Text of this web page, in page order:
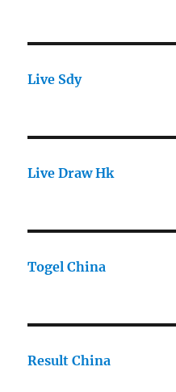
Live Sdy
Live Draw Hk
Togel China
Result China